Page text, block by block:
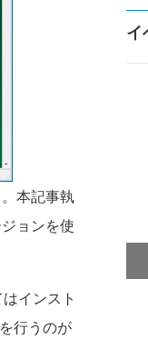
本記事執
ョンを使
インスト
行うのが
イ